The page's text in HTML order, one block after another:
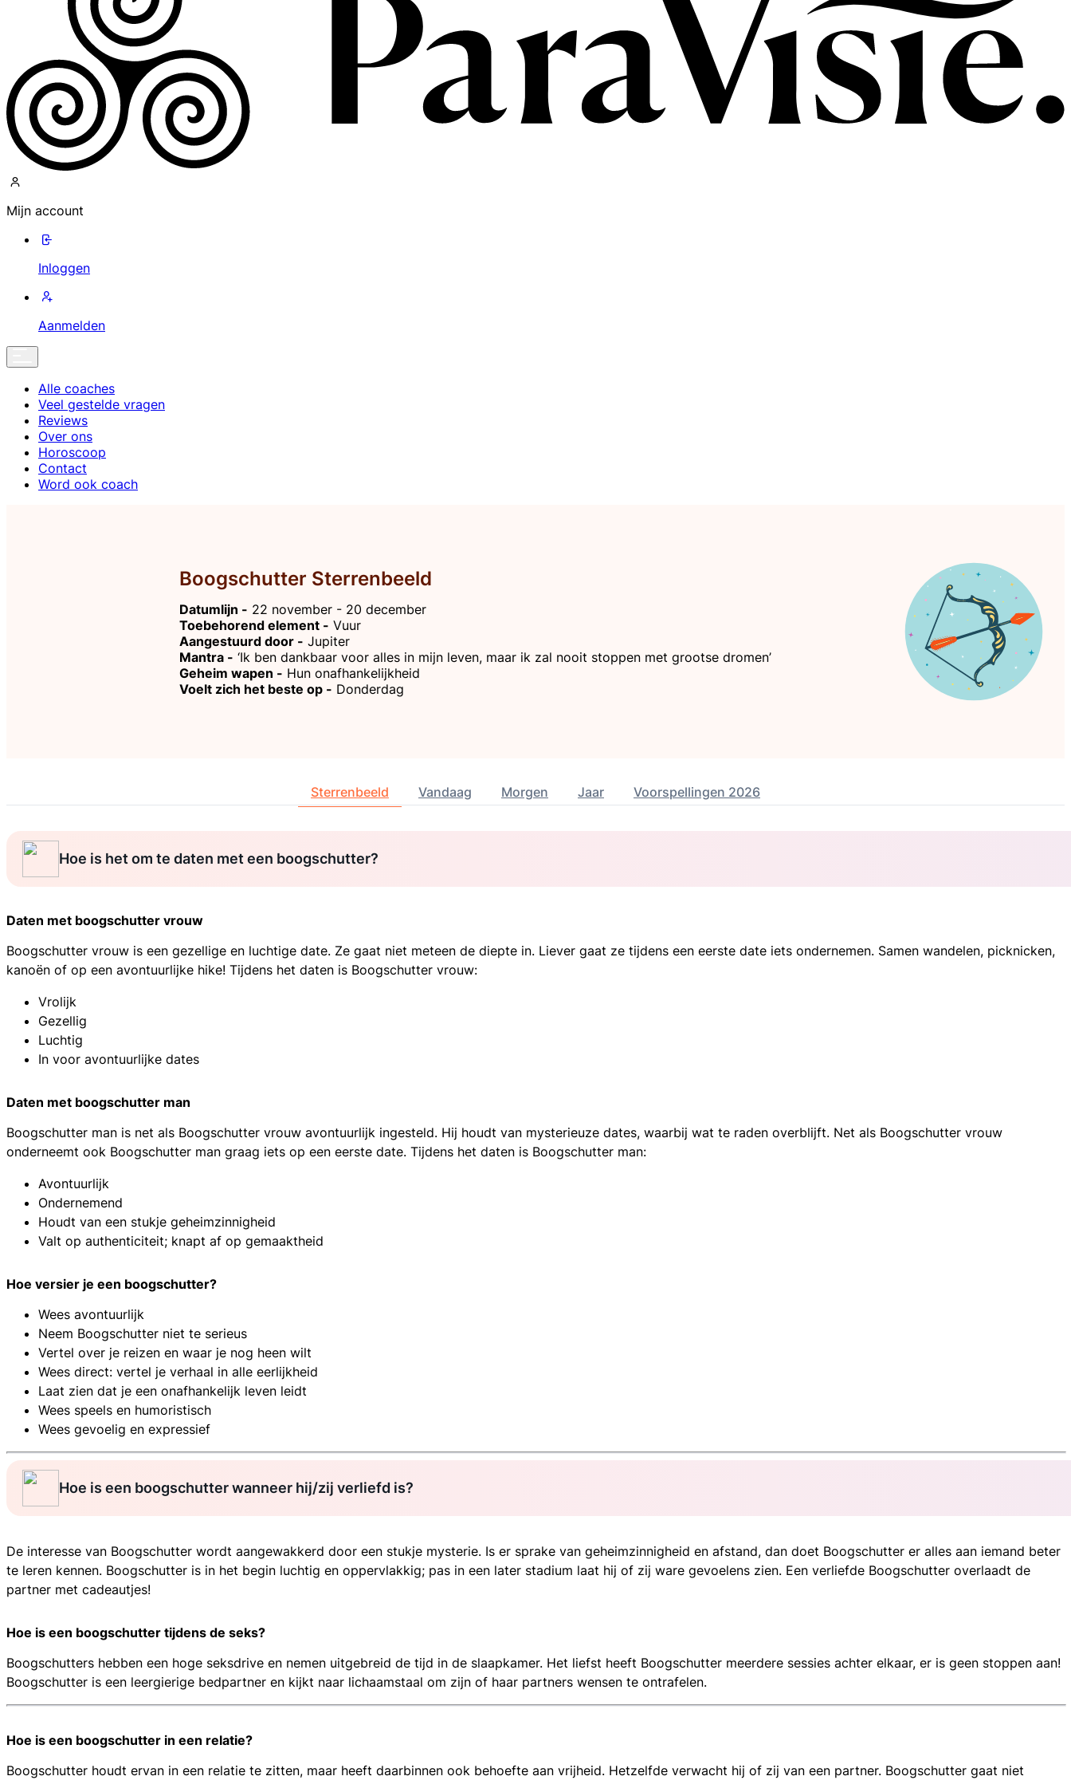
Mijn account
Inloggen
Aanmelden
Alle coaches
Veel gestelde vragen
Reviews
Over ons
Horoscoop
Contact
Word ook coach
Boogschutter Sterrenbeeld
Datumlijn - 22 november - 20 december
Toebehorend element - Vuur
Aangestuurd door - Jupiter
Mantra - ‘Ik ben dankbaar voor alles in mijn leven, maar ik zal nooit stoppen met grootse dromen’
Geheim wapen - Hun onafhankelijkheid
Voelt zich het beste op - Donderdag
Sterrenbeeld Vandaag Morgen Jaar Voorspellingen 2026
Hoe is het om te daten met een boogschutter?
Daten met boogschutter vrouw
Boogschutter vrouw is een gezellige en luchtige date. Ze gaat niet meteen de diepte in. Liever gaat ze tijdens een eerste date iets ondernemen. Samen wandelen, picknicken,
kanoën of op een avontuurlijke hike! Tijdens het daten is Boogschutter vrouw:
Vrolijk
Gezellig
Luchtig
In voor avontuurlijke dates
Daten met boogschutter man
Boogschutter man is net als Boogschutter vrouw avontuurlijk ingesteld. Hij houdt van mysterieuze dates, waarbij wat te raden overblijft. Net als Boogschutter vrouw
onderneemt ook Boogschutter man graag iets op een eerste date. Tijdens het daten is Boogschutter man:
Avontuurlijk
Ondernemend
Houdt van een stukje geheimzinnigheid
Valt op authenticiteit; knapt af op gemaaktheid
Hoe versier je een boogschutter?
Wees avontuurlijk
Neem Boogschutter niet te serieus
Vertel over je reizen en waar je nog heen wilt
Wees direct: vertel je verhaal in alle eerlijkheid
Laat zien dat je een onafhankelijk leven leidt
Wees speels en humoristisch
Wees gevoelig en expressief
Hoe is een boogschutter wanneer hij/zij verliefd is?
De interesse van Boogschutter wordt aangewakkerd door een stukje mysterie. Is er sprake van geheimzinnigheid en afstand, dan doet Boogschutter er alles aan iemand beter
te leren kennen. Boogschutter is in het begin luchtig en oppervlakkig; pas in een later stadium laat hij of zij ware gevoelens zien. Een verliefde Boogschutter overlaadt de
partner met cadeautjes!
Hoe is een boogschutter tijdens de seks?
Boogschutters hebben een hoge seksdrive en nemen uitgebreid de tijd in de slaapkamer. Het liefst heeft Boogschutter meerdere sessies achter elkaar, er is geen stoppen aan!
Boogschutter is een leergierige bedpartner en kijkt naar lichaamstaal om zijn of haar partners wensen te ontrafelen.
Hoe is een boogschutter in een relatie?
Boogschutter houdt ervan in een relatie te zitten, maar heeft daarbinnen ook behoefte aan vrijheid. Hetzelfde verwacht hij of zij van een partner. Boogschutter gaat niet